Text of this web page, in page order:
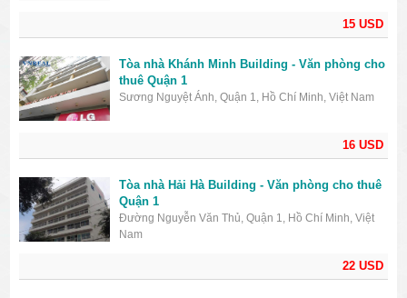
15 USD
16 USD
Tòa nhà Khánh Minh Building - Văn phòng cho
thuê Quận 1
Sương Nguyệt Ánh, Quận 1, Hồ Chí Minh, Việt Nam
22 USD
Tòa nhà Hải Hà Building - Văn phòng cho thuê
Quận 1
Đường Nguyễn Văn Thủ, Quận 1, Hồ Chí Minh, Việt
Nam